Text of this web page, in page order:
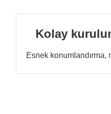
Kolay
Esnek konumlandırma,